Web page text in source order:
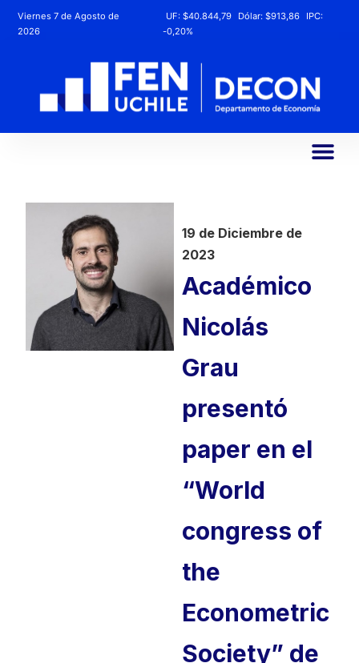
Viernes 7 de Agosto de
2026
UF: $40.844,79 Dólar: $913,86
IPC:
-0,20%
19 de Diciembre de
2023
Académico
Nicolás
Grau
presentó
paper en el
“World
congress of
the
Econometric
Society” de